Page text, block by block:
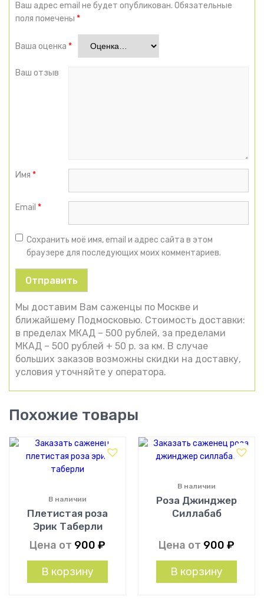
Ваш адрес email не будет опубликован. Обязательные
поля помечены *
Ваша оценка *
Ваш отзыв
Имя *
Email *
Сохранить моё имя, email и адрес сайта в этом
браузере для последующих моих комментариев.
Мы доставим Вам саженцы по Москве и
ближайшему Подмосковью. Стоимость доставки:
в пределах МКАД – 500 рублей, за пределами
МКАД – 500 рублей + 50 р. за км. В случае
больших заказов возможны скидки на доставку,
условия уточняйте у оператора.
Похожие товары
Плетистая роза
Эрик Таберли
В наличии
Цена от 900 ₽
В корзину
Роза Джинджер
Силлабаб
В наличии
Цена от 900 ₽
В корзину